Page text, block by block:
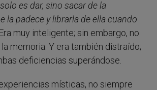
es dar, sino sacar de la
la padece y librarla de ella cuando
Era muy inteligente; sin embargo, no
memoria. Y era también distraído;
deficiencias superándose.
místicas, no siempre